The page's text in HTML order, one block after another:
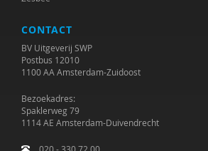
CONTACT
BV Uitgeverij SWP
Postbus 12010
1100 AA Amsterdam-Zuidoost
Bezoekadres:
Spaklerweg 79
1114 AE Amsterdam-Duivendrecht